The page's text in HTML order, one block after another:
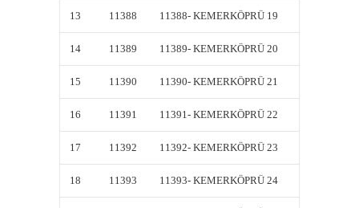
13 11388 11388- KEMERKÖPRÜ 19
14 11389 11389- KEMERKÖPRÜ 20
15 11390 11390- KEMERKÖPRÜ 21
16 11391 11391- KEMERKÖPRÜ 22
17 11392 11392- KEMERKÖPRÜ 23
18 11393 11393- KEMERKÖPRÜ 24